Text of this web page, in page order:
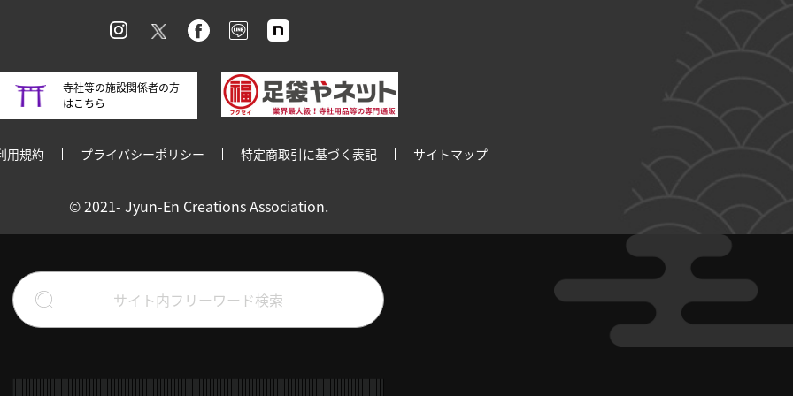
寺社等の施設関係者の方
はこちら
用規約 プライバシーポリシー 特定商取引に基づく表記 サイトマップ
© 2021- Jyun-En Creations Association.